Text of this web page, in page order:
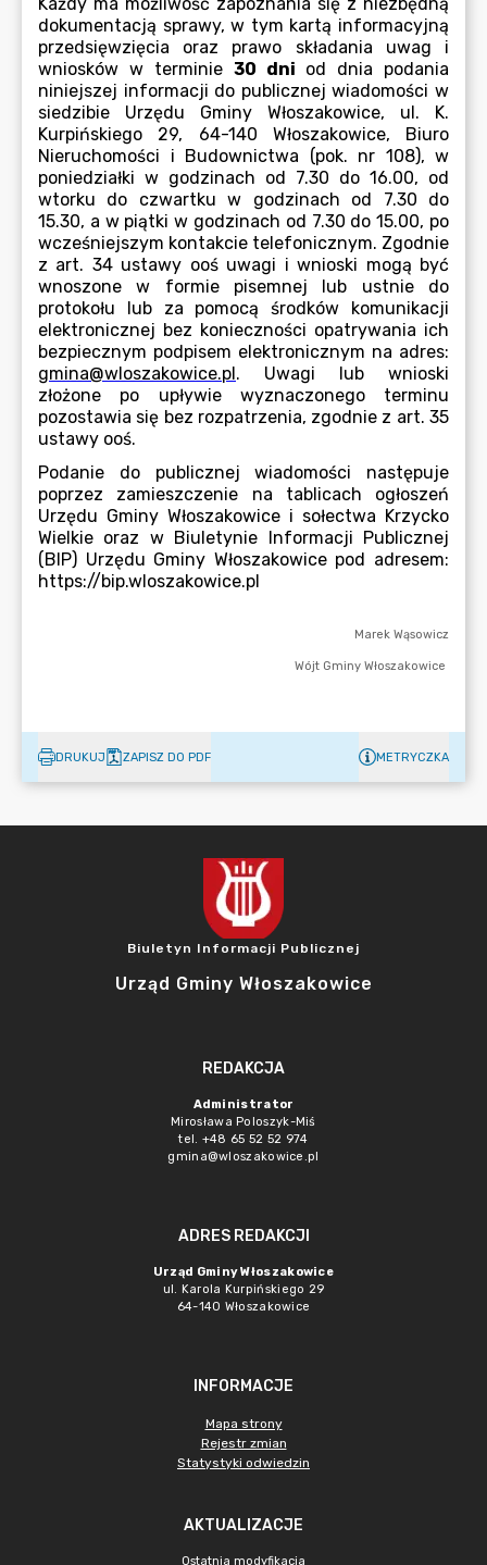
DRUKUJ ZAPISZ DO PDF METRYCZKA
Biuletyn Informacji Publicznej
Urząd Gminy Włoszakowice
REDAKCJA
Administrator
Mirosława Poloszyk-Miś
tel. +48 65 52 52 974
gmina@wloszakowice.pl
ADRES REDAKCJI
Urząd Gminy Włoszakowice
ul. Karola Kurpińskiego 29
64-140 Włoszakowice
INFORMACJE
Mapa strony
Rejestr zmian
Statystyki odwiedzin
AKTUALIZACJE
Ostatnia modyfikacja